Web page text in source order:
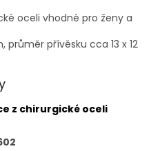
oceli vhodné pro ženy a
průměr přívěsku cca 13 x 12
z chirurgické oceli